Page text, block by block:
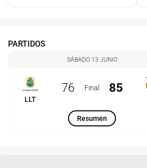
PARTIDOS
SÁBADO 13 JUNIO
LLT
76 Final 85
Resumen